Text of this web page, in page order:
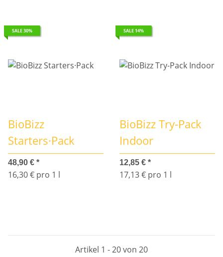
SALE 30%
BioBizz
Starters·Pack
48,90 € *
16,30 € pro 1 l
SALE 14%
BioBizz Try-Pack
Indoor
12,85 € *
17,13 € pro 1 l
Artikel 1 - 20 von 20